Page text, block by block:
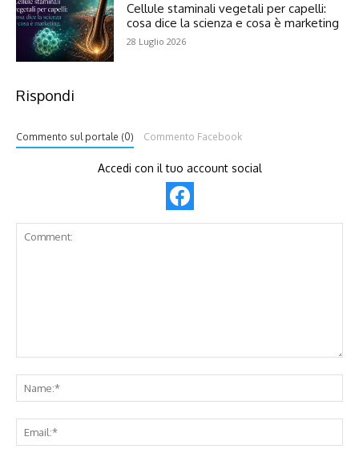
Cellule staminali vegetali per capelli:
cosa dice la scienza e cosa è marketing
28 Luglio 2026
Rispondi
Commento sul portale (0) Commento Facebook
Accedi con il tuo account social